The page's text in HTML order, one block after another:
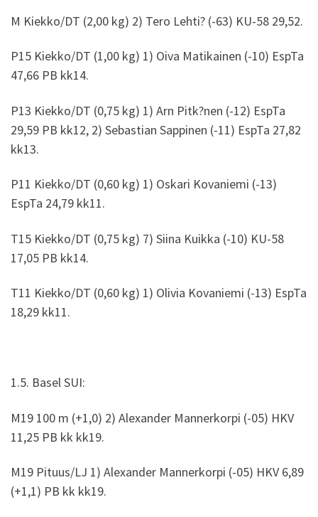
M Kiekko/DT (2,00 kg) 2) Tero Lehti? (-63) KU-58 29,52.
P15 Kiekko/DT (1,00 kg) 1) Oiva Matikainen (-10) EspTa
47,66 PB kk14.
P13 Kiekko/DT (0,75 kg) 1) Arn Pitk?nen (-12) EspTa
29,59 PB kk12, 2) Sebastian Sappinen (-11) EspTa 27,82
kk13.
P11 Kiekko/DT (0,60 kg) 1) Oskari Kovaniemi (-13)
EspTa 24,79 kk11.
T15 Kiekko/DT (0,75 kg) 7) Siina Kuikka (-10) KU-58
17,05 PB kk14.
T11 Kiekko/DT (0,60 kg) 1) Olivia Kovaniemi (-13) EspTa
18,29 kk11.
1.5. Basel SUI:
M19 100 m (+1,0) 2) Alexander Mannerkorpi (-05) HKV
11,25 PB kk kk19.
M19 Pituus/LJ 1) Alexander Mannerkorpi (-05) HKV 6,89
(+1,1) PB kk kk19.